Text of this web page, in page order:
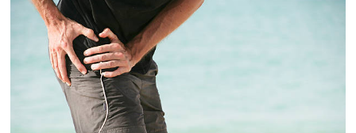
lesiones
Aquiles